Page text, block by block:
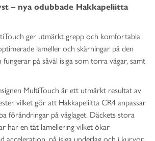
– nya odubbade Hakkapeliitta
ger utmärkt grepp och komfortabla
lameller och skärningar på den
på såväl isiga som torra vägar, samt
MultiTouch är ett utmärkt resultat av
vilket gör att Hakkapeliitta CR4 anpassar
förändringar på väglaget. Däckets stora
har en tät lamellering vilket ökar